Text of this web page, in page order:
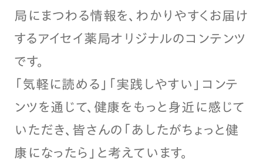
局にまつわる情報を、わかりやすくお届け
するアイセイ薬局オリジナルのコンテンツ
です。
「気軽に読める」「実践しやすい」コンテ
ンツを通じて、健康をもっと身近に感じて
いただき、皆さんの「あしたがちょっと健
康になったら」と考えています。